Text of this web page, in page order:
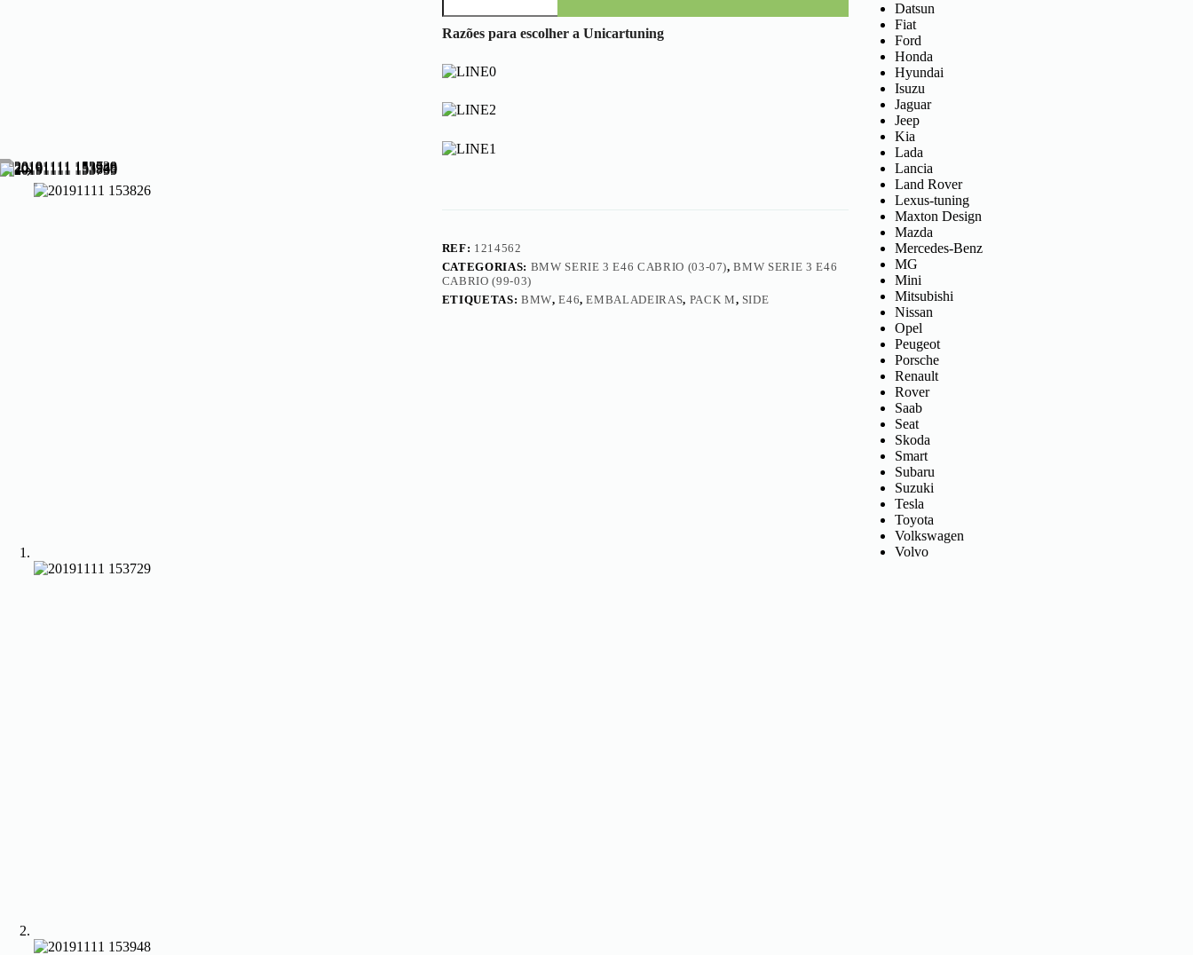
Serie
3
Cabrio
(99-
-
Pack
M
Razões para escolher a Unicartuning
REF: 1214562
CATEGORIAS: BMW SERIE 3 E46 CABRIO (03-07),BMW SERIE 3 E46
CABRIO (99-03)
ETIQUETAS: BMW,E46,EMBALADEIRAS, PACK M, SIDE
Datsun
Fiat
Ford
Honda
Hyundai
Isuzu
Jaguar
Jeep
Kia
Lada
Lancia
Land Rover
Lexus-tuning
Maxton Design
Mazda
Mercedes-Benz
MG
Mini
Mitsubishi
Nissan
Opel
Peugeot
Porsche
Renault
Rover
Saab
Seat
Skoda
Smart
Subaru
Suzuki
Tesla
Toyota
Volkswagen
Volvo